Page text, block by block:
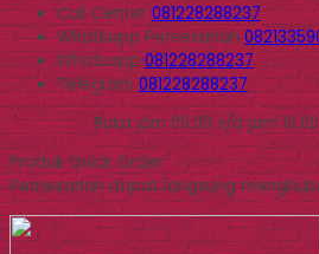
Call Center081228288237
WhatsappPemesanan
Whatsapp081228288237
Telegram081228288237
Buka jam 09.00 s/d jam
Produk Quick Order
Pemesanan dapat langsung